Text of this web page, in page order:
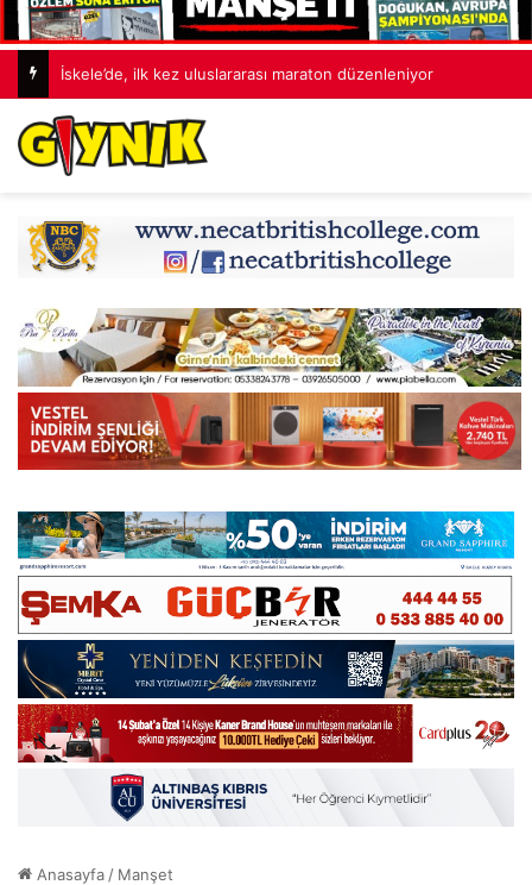
İskele’de, ilk kez uluslararası maraton düzenleniyor
Anasayfa / Manşet